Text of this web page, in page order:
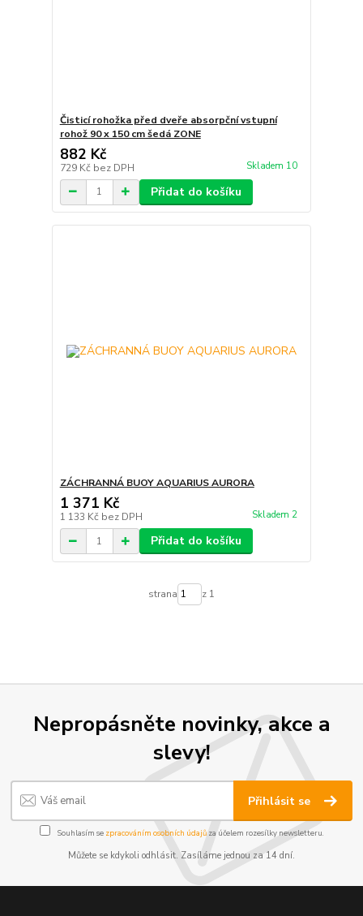
Čisticí rohožka před dveře absorpční vstupní
rohož 90 x 150 cm šedá ZONE
882 Kč
729 Kč bez DPH Skladem 10
Přidat do košíku
ZÁCHRANNÁ BUOY AQUARIUS AURORA
1 371 Kč
1 133 Kč bez DPH Skladem 2
Přidat do košíku
strana z 1
Nepropásněte novinky, akce a
slevy!
Přihlásit se
Souhlasím se zpracováním osobních údajůza účelem rozesílky newsletteru.
Můžete se kdykoli odhlásit. Zasíláme jednou za 14 dní.